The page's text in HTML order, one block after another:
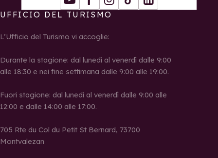
YoutubeFacebookInstagram
Tiktok LinkedIn
UFFICIO DEL TURISMO
L’Ufficio del Turismo vi accoglie:
Durante la stagione: dal lunedì al venerdì dalle 9:00
alle 18:30 e nei fine settimana dalle 9:00 alle 19:00.
Fuori stagione: dal lunedì al venerdì dalle 9:00 alle
12:00 e dalle 14:00 alle 17:00.
705 Rte du Col du Petit St Bernard, 73700
Montvalezan